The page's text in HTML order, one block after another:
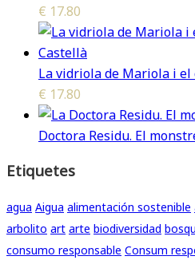
€ 17.80
La vidriola de Mariola i el
€ 17.80
Doctora Residu. El
Etiquetes
agua Aigua alimentación sostenible
arbolito art arte biodiversidad
consumo responsable Consum